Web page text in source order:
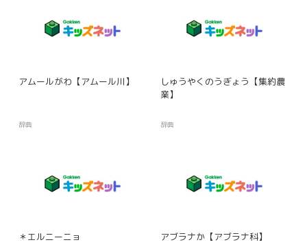
アムールがわ【アムール川】
辞典
しゅうやくのうぎょう【集約農
業】
辞典
＊エルニーニョ アブラナか【アブラナ科】